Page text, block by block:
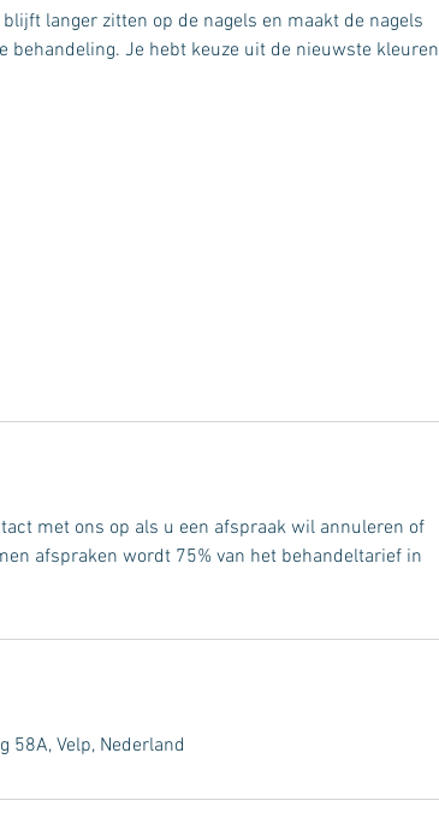
langer zitten op de nagels en maakt de nagels
behandeling. Je hebt keuze uit de nieuwste kleuren
met ons op als u een afspraak wil annuleren of
afspraken wordt 75% van het behandeltarief in
58A, Velp, Nederland